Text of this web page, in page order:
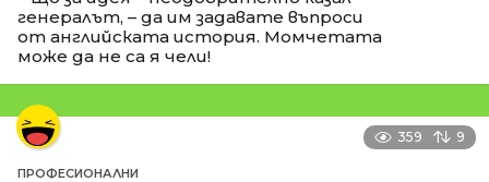
генералът, – да им задавате въпроси
от английската история. Момчетата
може да не са я чели!
359 9
ПРОФЕСИОНАЛНИ